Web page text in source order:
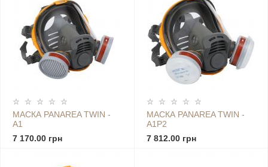
МАСКА PANAREA TWIN -
A1
7 170.00 грн
МАСКА PANAREA TWIN -
A1P2
7 812.00 грн